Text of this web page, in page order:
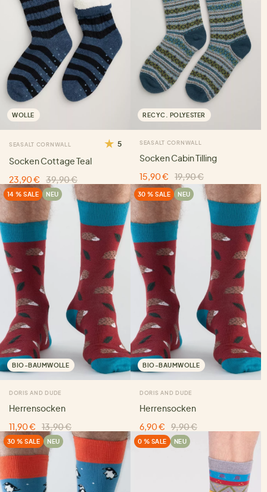
WOLLE
SEASALT CORNWALL 5
Socken Cottage Teal
23,90 €
39,90 €
RECYC. POLYESTER
SEASALT CORNWALL
Socken Cabin Tilling
15,90 €
19,90 €
14 % SALE NEU
BIO-BAUMWOLLE
DORIS AND DUDE
Herrensocken
11,90 €
13,90 €
30 % SALE NEU
BIO-BAUMWOLLE
DORIS AND DUDE
Herrensocken
6,90 €
9,90 €
30 % SALE NEU 0 % SALE NEU